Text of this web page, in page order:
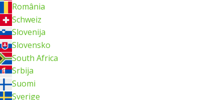
România
Schweiz
Slovenija
Slovensko
South Africa
Srbija
Suomi
Sverige